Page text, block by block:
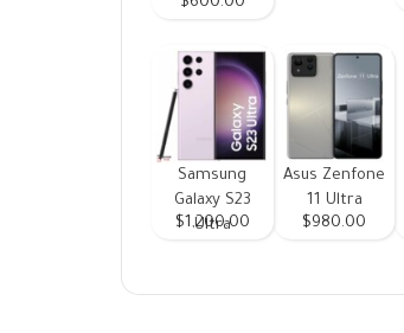
Asus Zenfone
11 Ultra
$980.00
Samsung
Galaxy S23
Ultra
$1,200.00